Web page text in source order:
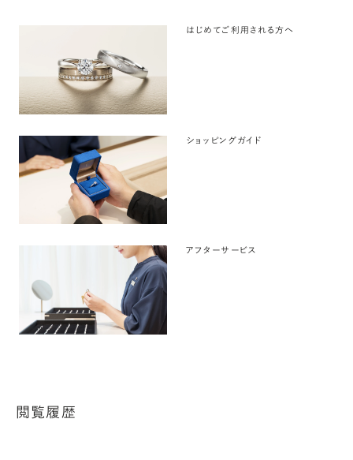
はじめてご利用される方へ
ショッピングガイド
アフターサービス
閲覧履歴